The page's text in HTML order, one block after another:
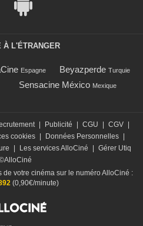
À L'ÉTRANGER
Espagne Beyazperde Turquie
Sensacine México Mexique
Publicité CGU CGV
cookies Données Personnelles
Les services AlloCiné
Gérer Utiq
de votre cinéma sur le numéro AlloCiné :
(0,90€/minute)